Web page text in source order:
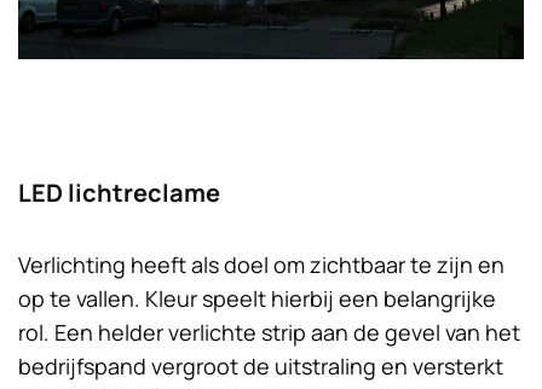
LED lichtreclame
Verlichting heeft als doel om zichtbaar te zijn en
op te vallen. Kleur speelt hierbij een belangrijke
rol. Een helder verlichte strip aan de gevel van het
bedrijfspand vergroot de uitstraling en versterkt